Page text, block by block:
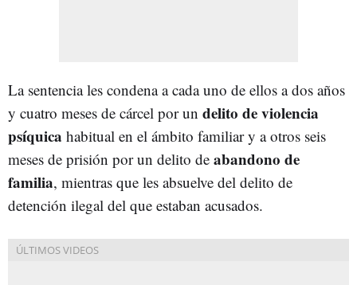
La sentencia les condena a cada uno de ellos a dos años
y cuatro meses de cárcel por un delito de violencia
psíquica habitual en el ámbito familiar y a otros seis
meses de prisión por un delito de abandono de
familia, mientras que les absuelve del delito de
detención ilegal del que estaban acusados.